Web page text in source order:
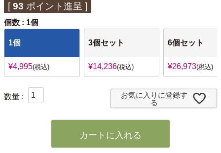
[ 93 ポイント進呈 ]
個数 1個
1個
¥4,995 税込
3個セット
¥14,236 税込
6個セット
¥26,973 税込
お気に入りに登録す
る
カートに入れる